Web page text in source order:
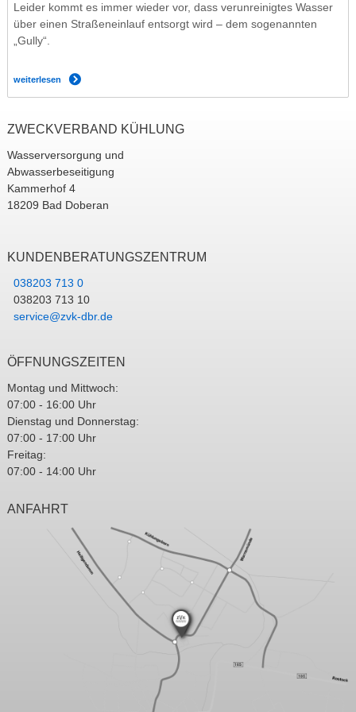
Leider kommt es immer wieder vor, dass verunreinigtes Wasser
über einen Straßeneinlauf entsorgt wird – dem sogenannten
„Gully“.
weiterlesen
ZWECKVERBAND KÜHLUNG
Wasserversorgung und
Abwasserbeseitigung
Kammerhof 4
18209 Bad Doberan
KUNDENBERATUNGSZENTRUM
038203 713 0
038203 713 10
service@zvk-dbr.de
ÖFFNUNGSZEITEN
Montag und Mittwoch:
07:00 - 16:00 Uhr
Dienstag und Donnerstag:
07:00 - 17:00 Uhr
Freitag:
07:00 - 14:00 Uhr
ANFAHRT